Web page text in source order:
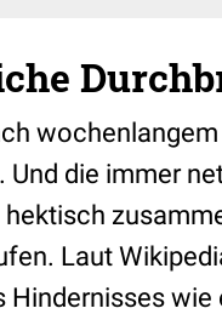
die immer
hektisch
Laut
Hindernisses